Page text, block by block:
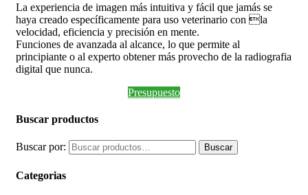
La experiencia de imagen más intuitiva y fácil que jamás se
haya creado específicamente para uso veterinario con la
velocidad, eficiencia y precisión en mente.
Funciones de avanzada al alcance, lo que permite al
principiante o al experto obtener más provecho de la radiografia
digital que nunca.
Presupuesto
Buscar productos
Buscar por: Buscar
Categorias